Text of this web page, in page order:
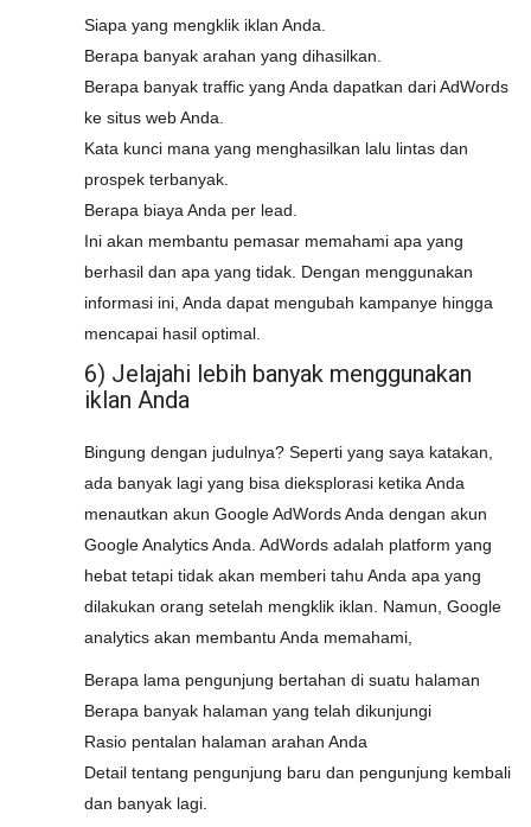
Siapa yang mengklik iklan Anda.
Berapa banyak arahan yang dihasilkan.
Berapa banyak traffic yang Anda dapatkan dari AdWords
ke situs web Anda.
Kata kunci mana yang menghasilkan lalu lintas dan
prospek terbanyak.
Berapa biaya Anda per lead.
Ini akan membantu pemasar memahami apa yang
berhasil dan apa yang tidak. Dengan menggunakan
informasi ini, Anda dapat mengubah kampanye hingga
mencapai hasil optimal.
6) Jelajahi lebih banyak menggunakan
iklan Anda
Bingung dengan judulnya? Seperti yang saya katakan,
ada banyak lagi yang bisa dieksplorasi ketika Anda
menautkan akun Google AdWords Anda dengan akun
Google Analytics Anda. AdWords adalah platform yang
hebat tetapi tidak akan memberi tahu Anda apa yang
dilakukan orang setelah mengklik iklan. Namun, Google
analytics akan membantu Anda memahami,
Berapa lama pengunjung bertahan di suatu halaman
Berapa banyak halaman yang telah dikunjungi
Rasio pentalan halaman arahan Anda
Detail tentang pengunjung baru dan pengunjung kembali
dan banyak lagi.